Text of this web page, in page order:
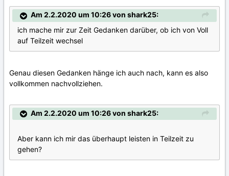
Am 2.2.2020 um 10:26 von shark25:
ich mache mir zur Zeit Gedanken darüber, ob ich von Voll
auf Teilzeit wechsel
Genau diesen Gedanken hänge ich auch nach, kann es also
vollkommen nachvollziehen.
Am 2.2.2020 um 10:26 von shark25:
Aber kann ich mir das überhaupt leisten in Teilzeit zu
gehen?